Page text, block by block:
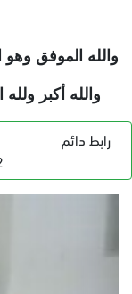
والله الموفق وهو
والله أكبر ولله
رابط دائم